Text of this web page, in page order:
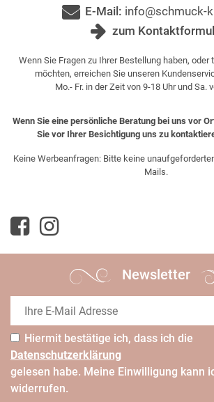
E-Mail: info@schmuck-
zum
Wenn Sie Fragen zu Ihrer Bestellung haben,
möchten, erreichen Sie unseren
Mo.- Fr. in der Zeit von 9-18 Uhr und Sa.
Wenn Sie eine persönliche Beratung bei uns vor
Sie vor Ihrer Besichtigung uns zu
Keine Werbeanfragen: Bitte keine
Mails.
Newsletter
Hiermit bestätige ich, dass ich die
Daten­schutz­erklärung
gelesen habe. Meine Einwilligung kann
widerrufen.